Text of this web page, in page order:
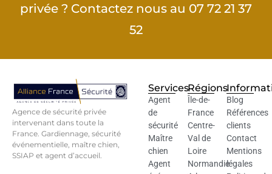
privée ? Contactez nous au 07 72 21 37
52
Agence de sécurité privée
intervenant dans toute la
France. Gardiennage, sécurité
événementielle, maître chien,
SSIAP et agent d’accueil.
Services
Agent
de
sécurité
Maître
chien
Agent
Régions
Île-de-
France
Centre-
Val de
Loire
Normandie
Blog
Références
clients
Contact
Mentions
légales